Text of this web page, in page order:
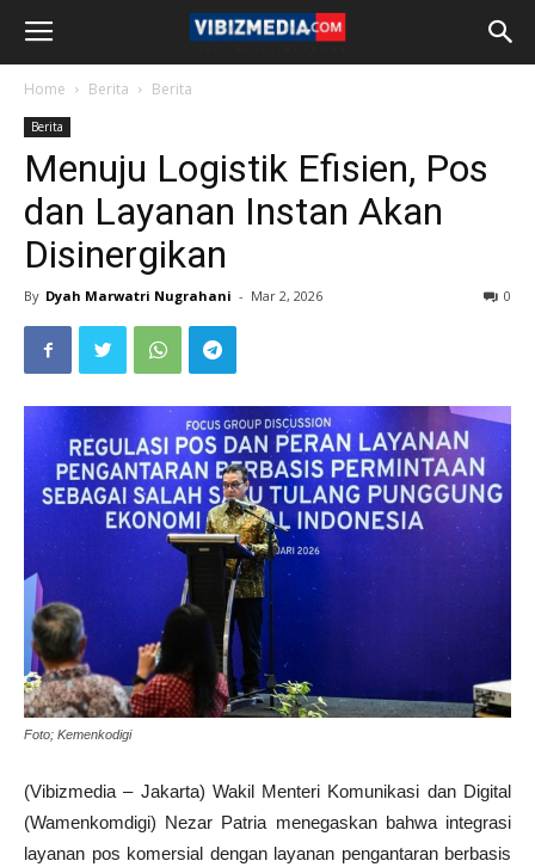
Home Berita Berita
Berita
Menuju Logistik Efisien, Pos
dan Layanan Instan Akan
Disinergikan
By Dyah Marwatri Nugrahani - Mar 2, 2026 0
Foto; Kemenkodigi
(Vibizmedia – Jakarta) Wakil Menteri Komunikasi dan Digital
(Wamenkomdigi) Nezar Patria menegaskan bahwa integrasi
layanan pos komersial dengan layanan pengantaran berbasis